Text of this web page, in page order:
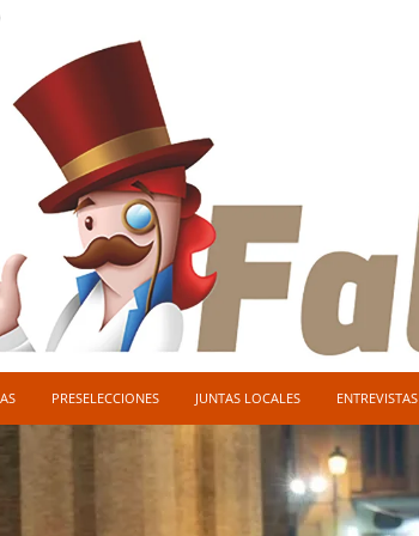
PRESELECCIONES JUNTAS LOCALES ENTREVISTAS